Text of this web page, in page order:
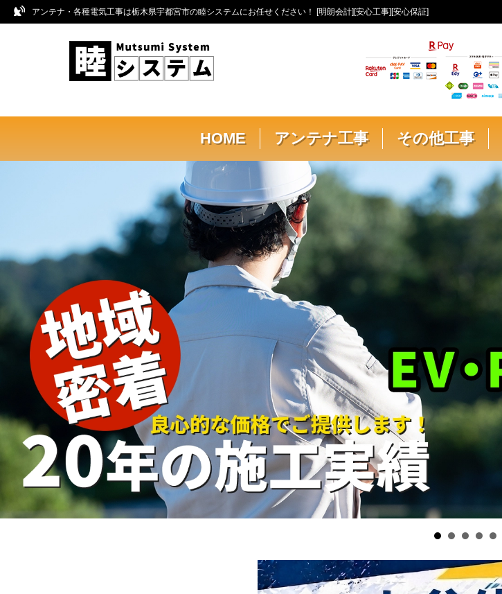
アンテナ・各種電気工事は栃木県宇都宮市の睦システムにお任せください！ [明朗会計][安心工事][安心保証]
HOME アンテナ工事 その他工事